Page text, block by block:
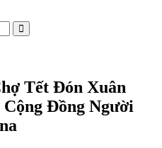
Tết Đón Xuân
Đồng Người